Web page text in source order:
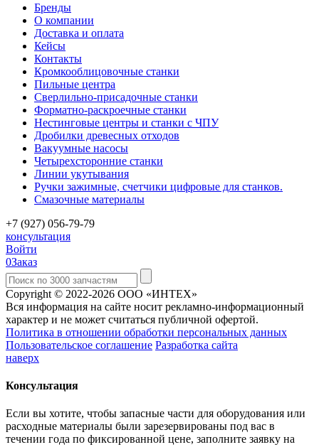
Бренды
О компании
Доставка и оплата
Кейсы
Контакты
Кромкооблицовочные станки
Пильные центра
Сверлильно-присадочные станки
Форматно-раскроечные станки
Нестинговые центры и станки с ЧПУ
Дробилки древесных отходов
Вакуумные насосы
Четырехсторонние станки
Линии укутывания
Ручки зажимные, счетчики цифровые для станков.
Смазочные материалы
+7 (927) 056-79-79
консультация
Войти
0Заказ
Copyright © 2022-2026 ООО «ИНТЕХ»
Вся информация на сайте носит рекламно-информационный
характер и не может считаться публичной офертой.
Политика в отношении обработки персональных данных
Пользовательское соглашение Разработка сайта
наверх
Консультация
Если вы хотите, чтобы запасные части для оборудования или
расходные материалы были зарезервированы под вас в
течении года по фиксированной цене, заполните заявку на